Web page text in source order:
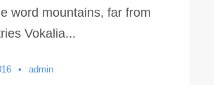
word mountains, far from
Vokalia...
• admin